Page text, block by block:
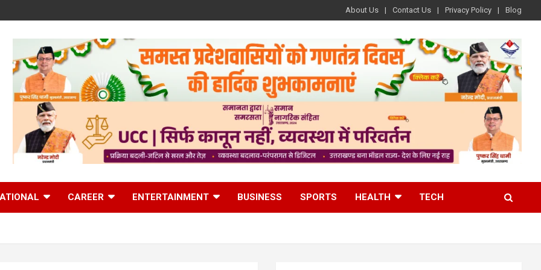
About Us Contact Us Privacy Policy Blog
CAREER ENTERTAINMENT BUSINESS SPORTS HEALTH TECH